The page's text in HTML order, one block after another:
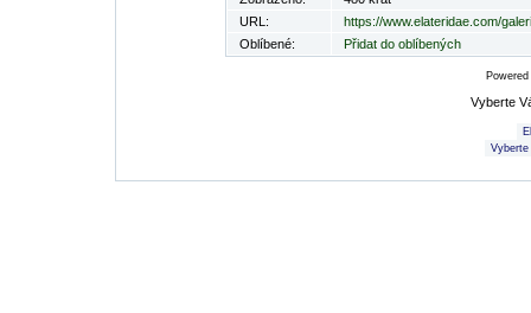
URL:
https://www.elateridae.com/
Oblíbené:
Přidat do oblíbených
Vyberte